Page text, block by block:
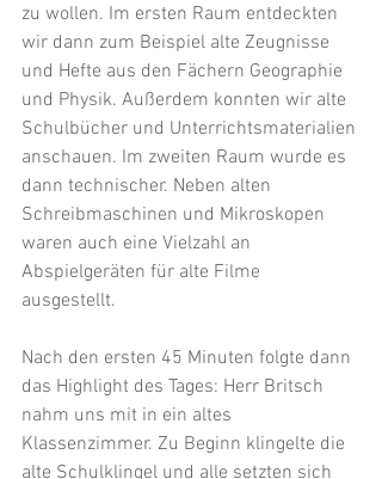
zu wollen. Im ersten Raum entdeckten
wir dann zum Beispiel alte Zeugnisse
und Hefte aus den Fächern Geographie
und Physik. Außerdem konnten wir alte
Schulbücher und Unterrichtsmaterialien
anschauen. Im zweiten Raum wurde es
dann technischer. Neben alten
Schreibmaschinen und Mikroskopen
waren auch eine Vielzahl an
Abspielgeräten für alte Filme
ausgestellt.
Nach den ersten 45 Minuten folgte dann
das Highlight des Tages: Herr Britsch
nahm uns mit in ein altes
Klassenzimmer. Zu Beginn klingelte die
alte Schulklingel und alle setzten sich